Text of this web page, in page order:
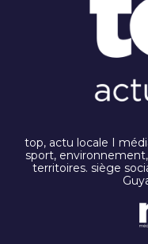
top, actu locale I
sport,
territoires. siège